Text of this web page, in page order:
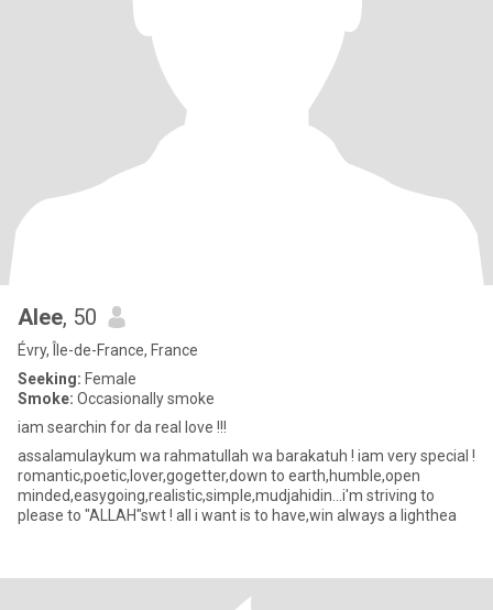
Alee, 50
Évry, Île-de-France, France
Seeking: Female
Smoke: Occasionally smoke
iam searchin for da real love !!!
assalamulaykum wa rahmatullah wa barakatuh ! iam very special !
romantic,poetic,lover,gogetter,down to earth,humble,open
minded,easygoing,realistic,simple,mudjahidin...i'm striving to
please to "ALLAH"swt ! all i want is to have,win always a lighthea